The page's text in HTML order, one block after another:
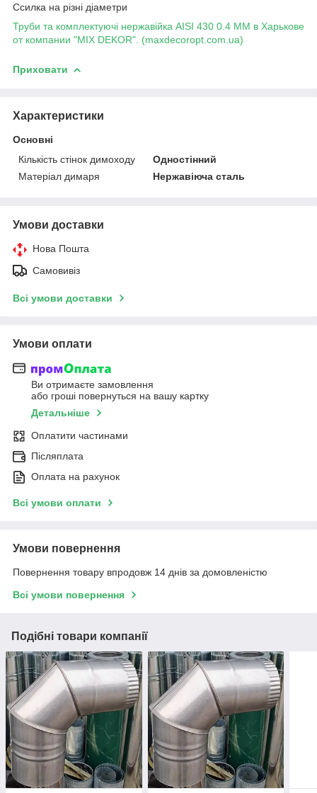
Ссилка на різні діаметри
Труби та комплектуючі нержавійка AISI 430 0.4 MM в Харькове
от компании "MIX DEKOR". (maxdecoropt.com.ua)
Приховати
Характеристики
Основні
Кількість стінок димоходу
Одностінний
Матеріал димаря
Нержавіюча сталь
Умови доставки
Нова Пошта
Самовивіз
Всі умови доставки
Умови оплати
Ви отримаєте замовлення
або гроші повернуться на вашу картку
Детальніше
Оплатити частинами
Післяплата
Оплата на рахунок
Всі умови оплати
Умови повернення
Повернення товару впродовж 14 днів за домовленістю
Всі умови повернення
Подібні товари компанії